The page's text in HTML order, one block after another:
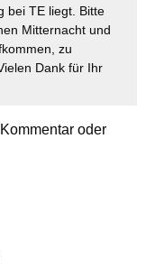
bei TE liegt. Bitte
Mitternacht und
zu
Dank für Ihr
oder